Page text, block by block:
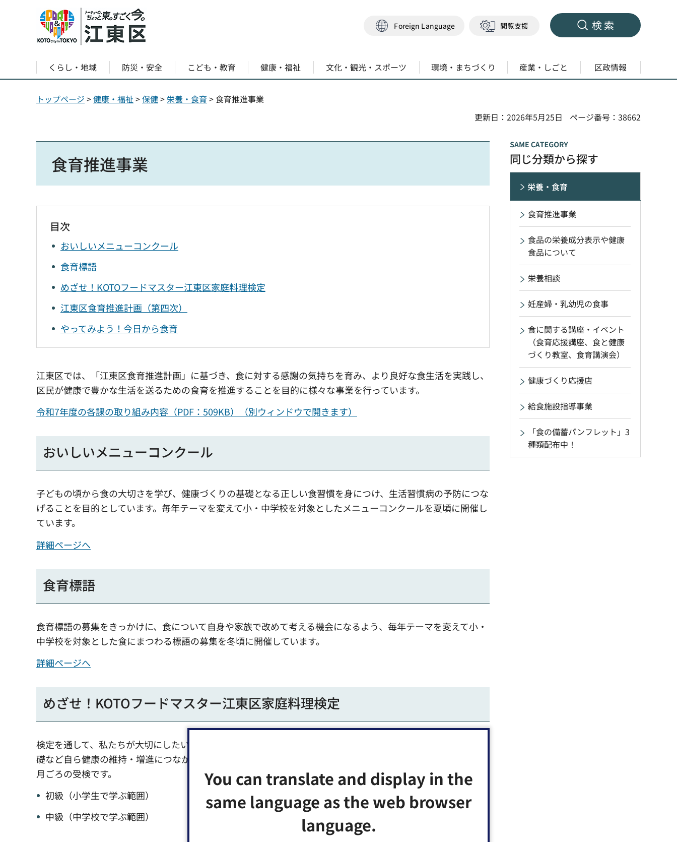
You can translate and display in the
same language as the web browser
language.
Foreign Language 閲覧支援 検索
くらし・地域 防災・安全 こども・教育 健康・福祉 文化・観光・スポーツ 環境・まちづくり 産業・しごと 区政情報
トップページ >健康・福祉 >保健>栄養・食育 > 食育推進事業
更新日：2026年5月25日
ページ番号：38662
食育推進事業
目次
おいしいメニューコンクール
食育標語
めざせ！KOTOフードマスター江東区家庭料理検定
江東区食育推進計画（第四次）
やってみよう！今日から食育
江東区では、「江東区食育推進計画」に基づき、食に対する感謝の気持ちを育み、より良好な食生活を実践し、
区民が健康で豊かな生活を送るための食育を推進することを目的に様々な事業を行っています。
令和7年度の各課の取り組み内容（PDF：509KB）（別ウィンドウで開きます）
おいしいメニューコンクール
子どもの頃から食の大切さを学び、健康づくりの基礎となる正しい食習慣を身につけ、生活習慣病の予防につな
げることを目的としています。毎年テーマを変えて小・中学校を対象としたメニューコンクールを夏頃に開催し
ています。
詳細ページへ
食育標語
食育標語の募集をきっかけに、食について自身や家族で改めて考える機会になるよう、毎年テーマを変えて小・
中学校を対象とした食にまつわる標語の募集を冬頃に開催しています。
詳細ページへ
めざせ！KOTOフードマスター江東区家庭料理検定
検定を通して、私たちが大切にしたい日本の食文化に関する知識、食事に関する正しい知識と選択力、調理の基
礎など自ら健康の維持・増進につながる知識を深めることを目的に実施します。毎年9月ごろに申し込み受付、1
月ごろの受検です。
初級（小学生で学ぶ範囲）
中級（中学校で学ぶ範囲）
同じ分類から探す
栄養・食育
食育推進事業
食品の栄養成分表示や健康
食品について
栄養相談
妊産婦・乳幼児の食事
食に関する講座・イベント
（食育応援講座、食と健康
づくり教室、食育講演会）
健康づくり応援店
給食施設指導事業
「食の備蓄パンフレット」3
種類配布中！